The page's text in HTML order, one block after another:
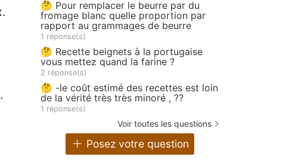
🤔 Pour remplacer le beurre par du
fromage blanc quelle proportion par
rapport au grammages de beurre
1 réponse(s)
🤔 Recette beignets à la portugaise
vous mettez quand la farine ?
2 réponse(s)
🤔 -le coût estimé des recettes est loin
de la vérité très très minoré , ??
1 réponse(s)
Voir toutes les questions
Posez votre question